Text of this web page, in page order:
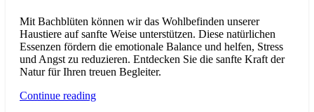
Mit Bachblüten können wir das Wohlbefinden unserer
Haustiere auf sanfte Weise unterstützen. Diese natürlichen
Essenzen fördern die emotionale Balance und helfen, Stress
und Angst zu reduzieren. Entdecken Sie die sanfte Kraft der
Natur für Ihren treuen Begleiter.
Continue reading